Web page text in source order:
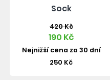
Sock
420 Kč
190 Kč
Nejnižší cena za 30 dní
250 Kč